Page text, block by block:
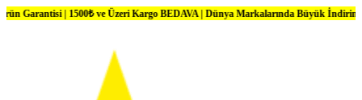
ve Üzeri Kargo BEDAVA | Dünya Markalarında Büyük İndirimler